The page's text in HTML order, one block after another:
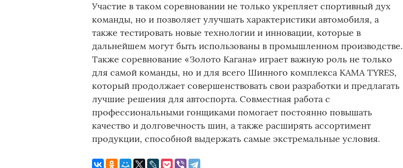
Участие в таком соревновании не только укрепляет спортивный дух
команды, но и позволяет улучшать характеристики автомобиля, а
также тестировать новые технологии и инновации, которые в
дальнейшем могут быть использованы в промышленном производстве.
Также соревнование «Золото Кагана» играет важную роль не только
для самой команды, но и для всего Шинного комплекса KAMA TYRES,
который продолжает совершенствовать свои разработки и предлагать
лучшие решения для автоспорта. Совместная работа с
профессиональными гонщиками помогает постоянно повышать
качество и долговечность шин, а также расширять ассортимент
продукции, способной выдержать самые экстремальные условия.